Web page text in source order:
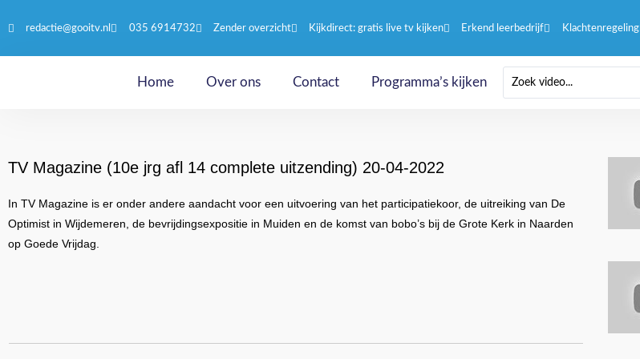
redactie@gooitv.nl 035 6914732 Zender overzicht Kijkdirect: gratis live tv kijken Erkend leerbedrijf Klachtenregeling
Home Over ons Contact Programma’s kijken
TV Magazine (10e jrg afl 14 complete uitzending) 20-04-2022
In TV Magazine is er onder andere aandacht voor een uitvoering van het participatiekoor, de uitreiking van De
Optimist in Wijdemeren, de bevrijdingsexpositie in Muiden en de komst van bobo’s bij de Grote Kerk in Naarden
op Goede Vrijdag.